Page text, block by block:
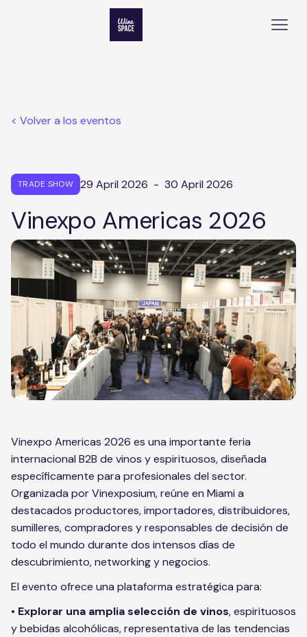
< Volver a los eventos
TRADE SHOW 29 April 2026 - 30 April 2026
Vinexpo Americas 2026
Vinexpo Americas 2026 es una importante feria
internacional B2B de vinos y espirituosos, diseñada
específicamente para profesionales del sector.
Organizada por Vinexposium, reúne en Miami a
destacados productores, importadores, distribuidores,
sumilleres, compradores y responsables de decisión de
todo el mundo durante dos intensos días de
descubrimiento, networking y negocios.
El evento ofrece una plataforma estratégica para:
• Explorar una amplia selección de vinos, espirituosos
y bebidas alcohólicas, representativa de las tendencias